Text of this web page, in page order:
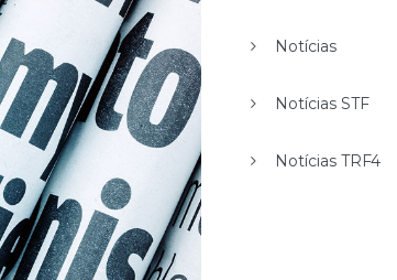
Notícias
Notícias STF
Notícias TRF4